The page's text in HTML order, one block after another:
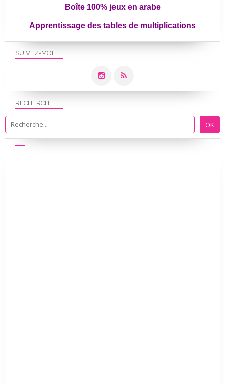
SUIVEZ-MOI
RECHERCHE
Boîte 100% jeux en arabe
Apprentissage des tables de multiplications